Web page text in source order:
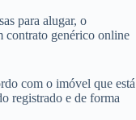
para alugar, o
contrato genérico online
com o imóvel que está
registrado e de forma